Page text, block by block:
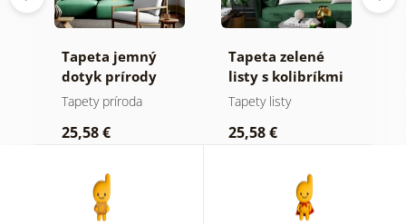
Tapeta jemný
dotyk prírody
Tapety príroda
25,58 €
Tapeta zelené
listy s kolibríkmi
Tapety listy
25,58 €